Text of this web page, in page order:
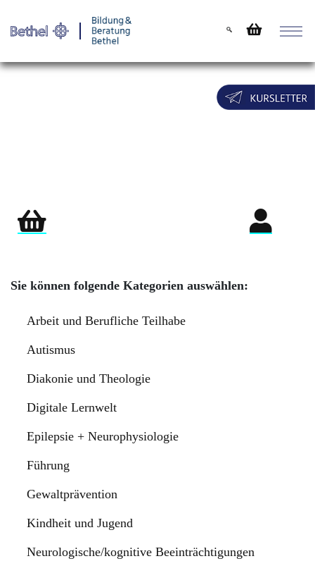
Sie können folgende Kategorien auswählen:
Arbeit und Berufliche Teilhabe
Autismus
Diakonie und Theologie
Digitale Lernwelt
Epilepsie + Neurophysiologie
Führung
Gewaltprävention
Kindheit und Jugend
Neurologische/kognitive Beeinträchtigungen